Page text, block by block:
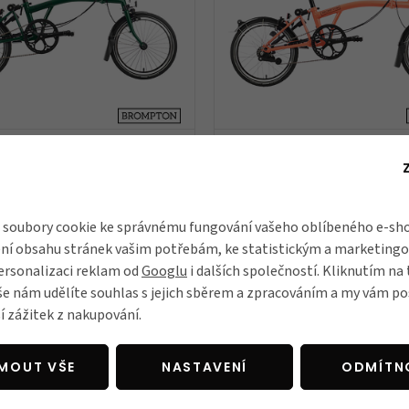
black edice, Racing
jednobarevné Black Edition,
Skladem
BESTSELLER
cookie ke správnému fungování vašeho oblíbeného e-
obsahu stránek vašim potřebám, ke statistickým a
reklam odGooglu i dalších společností. Kliknutím
nám udělíte souhlas s jejich sběrem a zpracováním a my vám
zážitek z nakupování.
VŠE NASTAVENÍ